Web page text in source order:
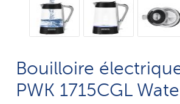
Bouilloire
PWK 1715CGL